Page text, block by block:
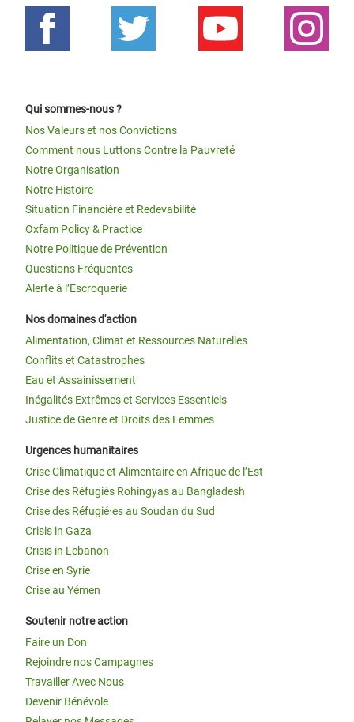
Qui sommes-nous ?
Nos Valeurs et nos Convictions
Comment nous Luttons Contre la Pauvreté
Notre Organisation
Notre Histoire
Situation Financière et Redevabilité
Oxfam Policy & Practice
Notre Politique de Prévention
Questions Fréquentes
Alerte à l’Escroquerie
Nos domaines d'action
Alimentation, Climat et Ressources Naturelles
Conflits et Catastrophes
Eau et Assainissement
Inégalités Extrêmes et Services Essentiels
Justice de Genre et Droits des Femmes
Urgences humanitaires
Crise Climatique et Alimentaire en Afrique de l’Est
Crise des Réfugiés Rohingyas au Bangladesh
Crise des Réfugié·es au Soudan du Sud
Crisis in Gaza
Crisis in Lebanon
Crise en Syrie
Crise au Yémen
Soutenir notre action
Faire un Don
Rejoindre nos Campagnes
Travailler Avec Nous
Devenir Bénévole